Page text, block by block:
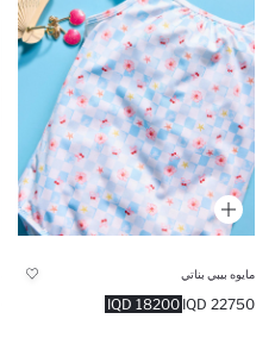
مايوه بيبي بناتي
18200 IQD 22750 IQD